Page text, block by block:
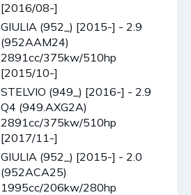
[2016/08-]
GIULIA (952_) [2015-] - 2.9
(952AAM24)
2891cc/375kw/510hp
[2015/10-]
STELVIO (949_) [2016-] - 2.9
Q4 (949.AXG2A)
2891cc/375kw/510hp
[2017/11-]
GIULIA (952_) [2015-] - 2.0
(952ACA25)
1995cc/206kw/280hp